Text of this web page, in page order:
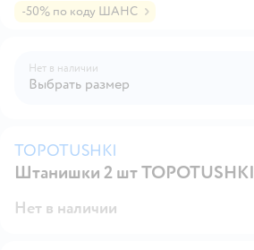
-50% по коду ШАНС
Нет в наличии
Выбрать размер
TOPOTUSHKI
Штанишки 2 шт TOPOTUSHKI
Нет в наличии